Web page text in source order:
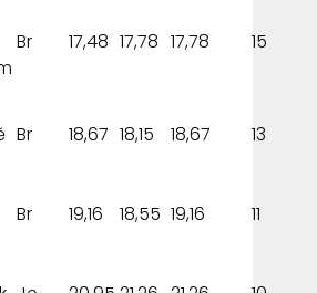
Br 17,48 17,78 17,78 15
Br 18,67 18,15 18,67 13
Br 19,16 18,55 19,16 11